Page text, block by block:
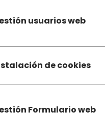
usuarios web
de cookies
Formulario web